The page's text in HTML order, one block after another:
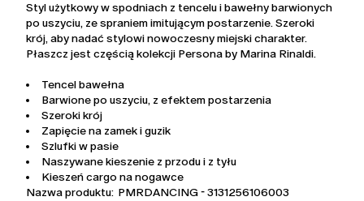
Styl użytkowy w spodniach z tencelu i bawełny barwionych
po uszyciu, ze spraniem imitującym postarzenie. Szeroki
krój, aby nadać stylowi nowoczesny miejski charakter.
Płaszcz jest częścią kolekcji Persona by Marina Rinaldi.
Tencel bawełna
Barwione po uszyciu, z efektem postarzenia
Szeroki krój
Zapięcie na zamek i guzik
Szlufki w pasie
Naszywane kieszenie z przodu i z tyłu
Kieszeń cargo na nogawce
Nazwa produktu: PMRDANCING - 3131256106003